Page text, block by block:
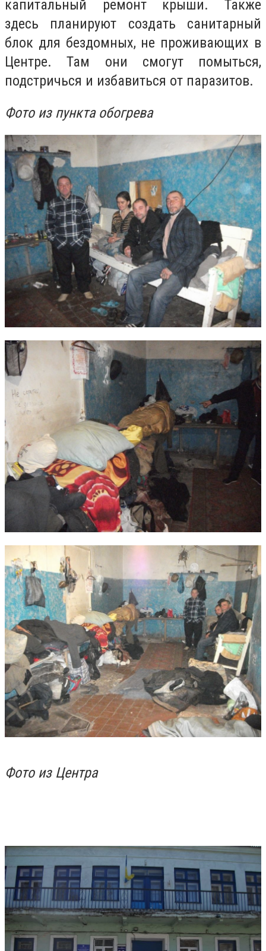
капитальный ремонт крыши. Также
здесь планируют создать санитарный
блок для бездомных, не проживающих в
Центре. Там они смогут помыться,
подстричься и избавиться от паразитов.
Фото из пункта обогрева
Фото из Центра